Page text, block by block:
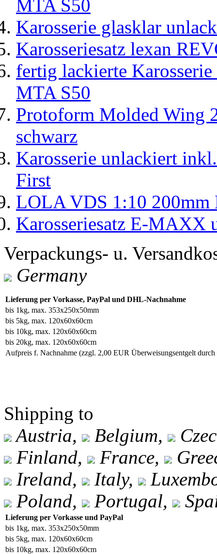
MTA S50
Karosserie glasklar
Karosseriesatz lexan
fertig lackierte
MTA S50
Protoform Molded Wing
schwarz
Karosserie unlackiert
First
LOLA VDS 1:10 200mm
Karosseriesatz E-MAXX
Verpackungs- u.
Germany
Lieferung per Vorkasse, PayPal und DHL-Nachnahme
bis 1kg, max. 353x250x50mm
bis 5kg, max. 120x60x60cm
bis 10kg, max. 120x60x60cm
bis 20kg, max. 120x60x60cm
Aufpreis f. Nachnahme (zzgl. 2,00 EUR Überweisungsentgelt
Shipping to
Austria,
Belgium,
Finland,
France,
Ireland,
Italy,
Poland,
Portugal,
Lieferung per Vorkasse und PayPal
bis 1kg, max. 353x250x50mm
bis 5kg, max. 120x60x60cm
bis 10kg, max. 120x60x60cm